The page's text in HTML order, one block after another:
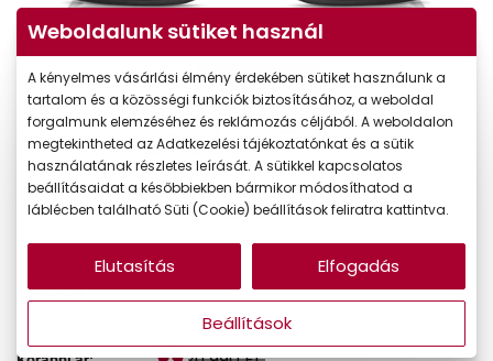
Virtuális próba
-20%
Weboldalunk sütiket használ
A kényelmes vásárlási élmény érdekében sütiket használunk a
tartalom és a közösségi funkciók biztosításához, a weboldal
forgalmunk elemzéséhez és reklámozás céljából. A weboldalon
megtekintheted az Adatkezelési tájékoztatónkat és a sütik
használatának részletes leírását. A sütikkel kapcsolatos
beállításaidat a későbbiekben bármikor módosíthatod a
láblécben található Süti (Cookie) beállítások feliratra kattintva.
Beállítások
Elutasítás Elfogadás